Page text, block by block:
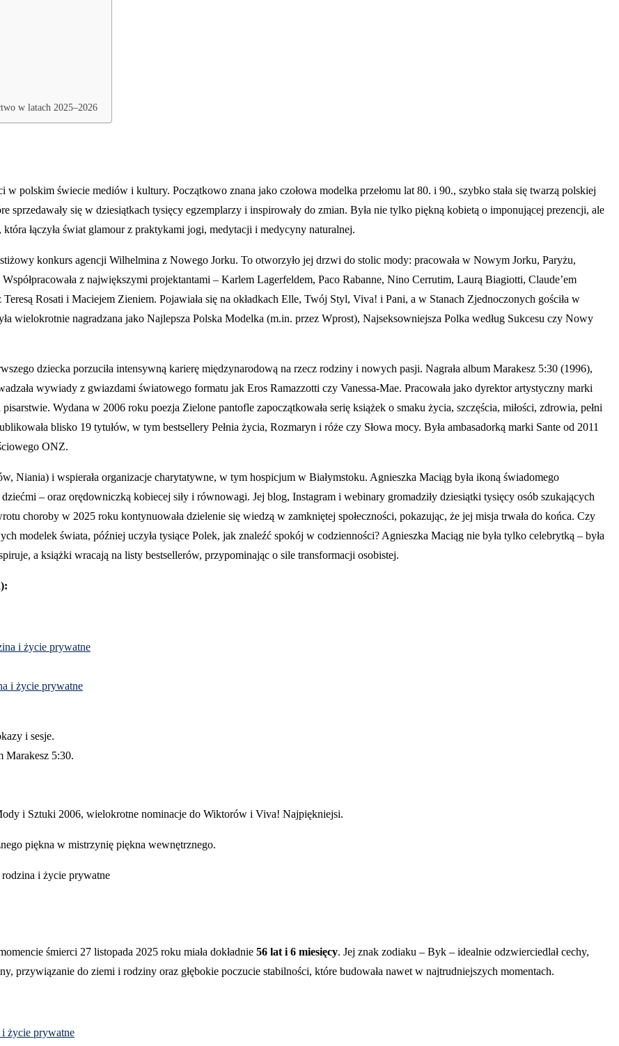
w latach 2025–2026
polskim świecie mediów i kultury. Początkowo znana jako czołowa modelka przełomu lat 80. i 90., szybko stała się twarzą polskiej
sprzedawały się w dziesiątkach tysięcy egzemplarzy i inspirowały do zmian. Była nie tylko piękną kobietą o imponującej prezencji, ale
łączyła świat glamour z praktykami jogi, medytacji i medycyny naturalnej.
konkurs agencji Wilhelmina z Nowego Jorku. To otworzyło jej drzwi do stolic mody: pracowała w Nowym Jorku, Paryżu,
z największymi projektantami – Karlem Lagerfeldem, Paco Rabanne, Nino Cerrutim, Laurą Biagiotti, Claude’em
Rosati i Maciejem Zieniem. Pojawiała się na okładkach Elle, Twój Styl, Viva! i Pani, a w Stanach Zjednoczonych gościła w
wielokrotnie nagradzana jako Najlepsza Polska Modelka (m.in. przez Wprost), Najseksowniejsza Polka według Sukcesu czy Nowy
dziecka porzuciła intensywną karierę międzynarodową na rzecz rodziny i nowych pasji. Nagrała album Marakesz 5:30 (1996),
wywiady z gwiazdami światowego formatu jak Eros Ramazzotti czy Vanessa-Mae. Pracowała jako dyrektor artystyczny marki
Wydana w 2006 roku poezja Zielone pantofle zapoczątkowała serię książek o smaku życia, szczęścia, miłości, zdrowia, pełni
blisko 19 tytułów, w tym bestsellery Pełnia życia, Rozmaryn i róże czy Słowa mocy. Była ambasadorką marki Sante od 2011
ONZ.
Niania) i wspierała organizacje charytatywne, w tym hospicjum w Białymstoku. Agnieszka Maciąg była ikoną świadomego
– oraz orędowniczką kobiecej siły i równowagi. Jej blog, Instagram i webinary gromadziły dziesiątki tysięcy osób szukających
choroby w 2025 roku kontynuowała dzielenie się wiedzą w zamkniętej społeczności, pokazując, że jej misja trwała do końca. Czy
modelek świata, później uczyła tysiące Polek, jak znaleźć spokój w codzienności? Agnieszka Maciąg nie była tylko celebrytką – była
a książki wracają na listy bestsellerów, przypominając o sile transformacji osobistej.
i życie prywatne
i życie prywatne
i sesje.
Marakesz 5:30.
i Sztuki 2006, wielokrotne nominacje do Wiktorów i Viva! Najpiękniejsi.
piękna w mistrzynię piękna wewnętrznego.
śmierci 27 listopada 2025 roku miała dokładnie 56 lat i 6 miesięcy. Jej znak zodiaku – Byk – idealnie odzwierciedlał cechy,
przywiązanie do ziemi i rodziny oraz głębokie poczucie stabilności, które budowała nawet w najtrudniejszych momentach.
życie prywatne